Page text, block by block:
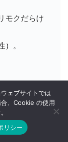
モクだらけ
）。
評判、評価をピ
ップ
ェブサイトでは
、Cookie の使用
リシー